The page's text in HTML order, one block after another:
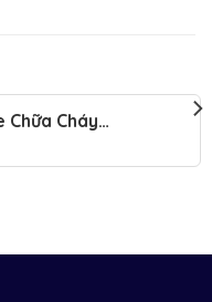
Chữa Cháy